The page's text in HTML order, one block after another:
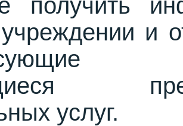
получить
и
услуг.